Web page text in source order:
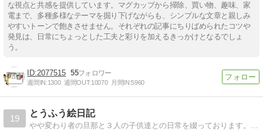
な視点と共感を提供しています。マグカップから掃除、買い物、趣味、家
電まで、多種多様なテーマを掘り下げながらも、シンプルな文章と親しみ
やすいトーンで飽きさせません。それぞれの記事にちりばめられたコツや
発見は、日常にちょっとした工夫と彩りを加えるきっかけとなるでしょ
う。
2077515 55
週間IN:1300 週間OUT:10070 月間IN:5960
19
とうふう絵日記
やや変わり者の旦那と３人の子供達との日常を綴っております。ブログリニューアルしました。